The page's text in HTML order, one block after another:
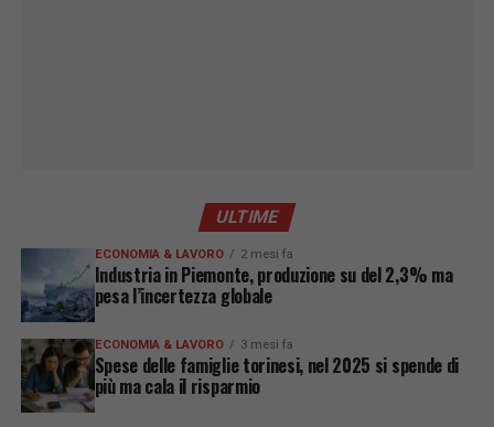
ULTIME
ECONOMIA & LAVORO 2 mesi fa
Industria in Piemonte, produzione su del 2,3% ma
pesa l’incertezza globale
ECONOMIA & LAVORO 3 mesi fa
Spese delle famiglie torinesi, nel 2025 si spende di
più ma cala il risparmio